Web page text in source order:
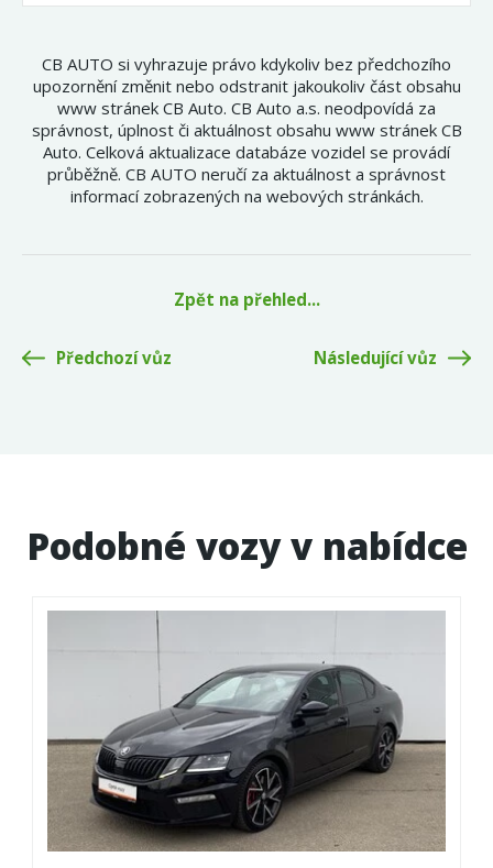
CB AUTO si vyhrazuje právo kdykoliv bez předchozího
upozornění změnit nebo odstranit jakoukoliv část obsahu
www stránek CB Auto. CB Auto a.s. neodpovídá za
správnost, úplnost či aktuálnost obsahu www stránek CB
Auto. Celková aktualizace databáze vozidel se provádí
průběžně. CB AUTO neručí za aktuálnost a správnost
informací zobrazených na webových stránkách.
Zpět na přehled...
Předchozí vůz Následující vůz
Podobné vozy v nabídce